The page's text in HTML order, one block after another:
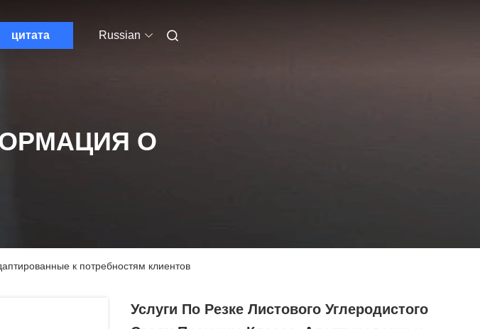
цитата Russian
О
к потребностям клиентов
Услуги По Резке Листового Углеродистого